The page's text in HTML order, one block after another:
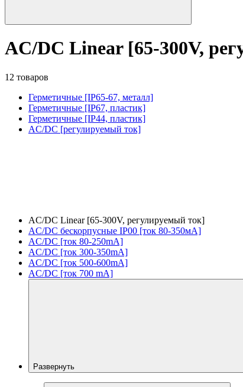
AC/DC Linear [65-300V,
12 товаров
Герметичные [IP65-67, металл]
Герметичные [IP67, пластик]
Герметичные [IP44, пластик]
AC/DC [регулируемый ток]
AC/DC Linear [65-300V, регулируемый ток]
AC/DC бескорпусные IP00 [ток 80-350мА]
AC/DC [ток 80-250mA]
AC/DC [ток 300-350mA]
AC/DC [ток 500-600mA]
AC/DC [ток 700 mA]
Развернуть